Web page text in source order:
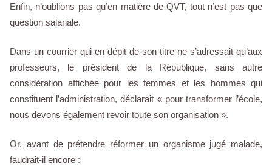
Enfin, n’oublions pas qu’en matière de QVT, tout n’est pas que
question salariale.
Dans un courrier qui en dépit de son titre ne s’adressait qu’aux
professeurs, le président de la République, sans autre
considération affichée pour les femmes et les hommes qui
constituent l’administration, déclarait « pour transformer l’école,
nous devons également revoir toute son organisation ».
Or, avant de prétendre réformer un organisme jugé malade,
faudrait-il encore :